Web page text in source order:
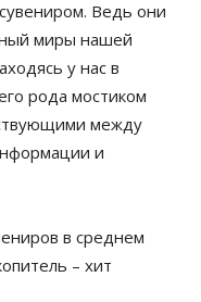
Ведь они
миры нашей
у нас в
рода мостиком
между
и
в среднем
– хит